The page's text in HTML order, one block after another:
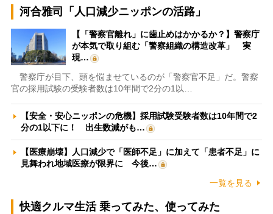
河合雅司「人口減少ニッポンの活路」
【「警察官離れ」に歯止めはかかるか？】警察庁
が本気で取り組む「警察組織の構造改革」 実
現…
警察庁が目下、頭を悩ませているのが「警察官不足」だ。警察
官の採用試験の受験者数は10年間で2分の1以…
【安全・安心ニッポンの危機】採用試験受験者数は10年間で2
分の1以下に！ 出生数減がも…
【医療崩壊】人口減少で「医師不足」に加えて「患者不足」に
見舞われ地域医療が限界に 今後…
一覧を見る
快適クルマ生活 乗ってみた、使ってみた